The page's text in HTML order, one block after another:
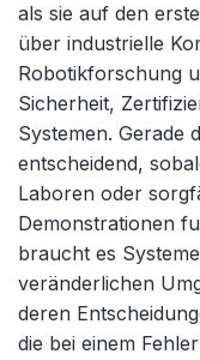
als sie auf den
über industrielle
Robotikforschung
Sicherheit,
Systemen. Gerade
entscheidend,
Laboren oder
Demonstrationen
braucht es
veränderlichen
deren
die bei einem